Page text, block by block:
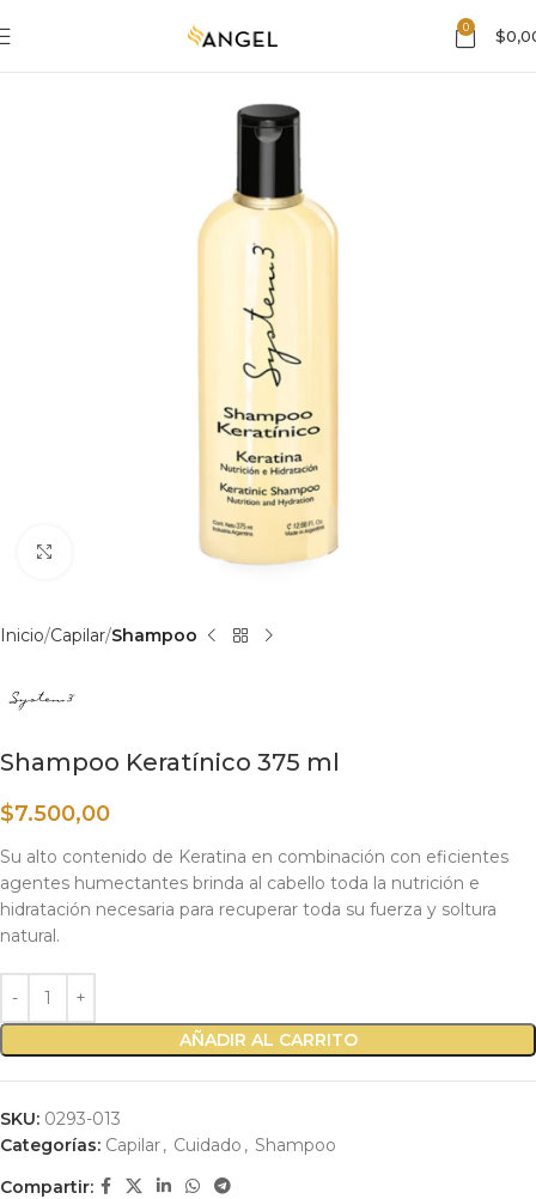
0 $
Haga clic para ampliar
Inicio Capilar Shampoo
Shampoo Keratínico 375 ml
$7.500,00
Su alto contenido de Keratina en combinación con eficientes
agentes humectantes brinda al cabello toda la nutrición e
hidratación necesaria para recuperar toda su fuerza y soltura
natural.
AÑADIR AL CARRITO
SKU: 0293-013
Categorías: Capilar, Cuidado , Shampoo
Compartir: